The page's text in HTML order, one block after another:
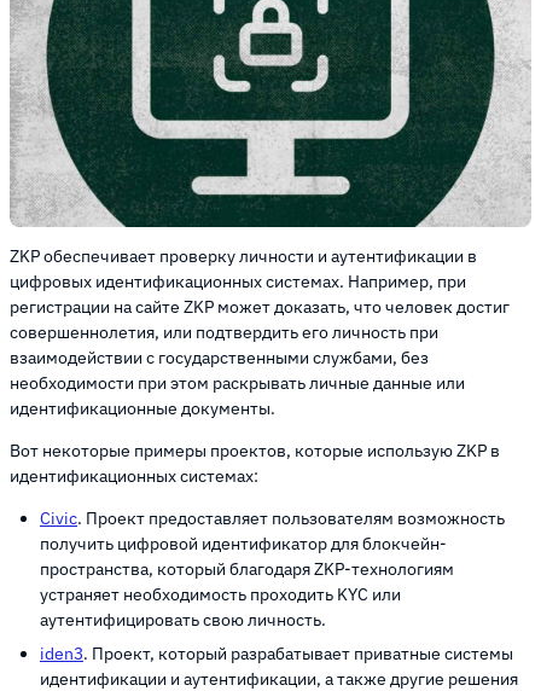
ZKP обеспечивает проверку личности и аутентификации в
цифровых идентификационных системах. Например, при
регистрации на сайте ZKP может доказать, что человек достиг
совершеннолетия, или подтвердить его личность при
взаимодействии с государственными службами, без
необходимости при этом раскрывать личные данные или
идентификационные документы.
Вот некоторые примеры проектов, которые использую ZKP в
идентификационных системах:
Civic. Проект предоставляет пользователям возможность
получить цифровой идентификатор для блокчейн-
пространства, который благодаря ZKP-технологиям
устраняет необходимость проходить KYC или
аутентифицировать свою личность.
iden3. Проект, который разрабатывает приватные системы
идентификации и аутентификации, а также другие решения